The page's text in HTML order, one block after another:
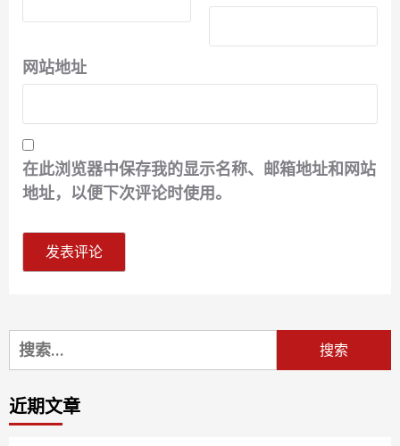
网站地址
在此浏览器中保存我的显示名称、邮箱地址和网站
地址，以便下次评论时使用。
搜
索：
近期文章